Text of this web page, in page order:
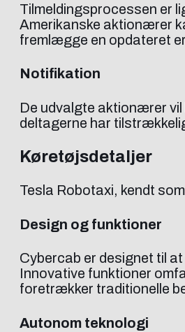
Tilmeldingsprocessen er
Amerikanske aktionærer
fremlægge en opdateret
Notifikation
De udvalgte aktionærer vil
deltagerne har
Køretøjsdetaljer
Tesla Robotaxi, kendt
Design og funktioner
Cybercab er designet til
Innovative funktioner
foretrækker traditionelle
Autonom teknologi